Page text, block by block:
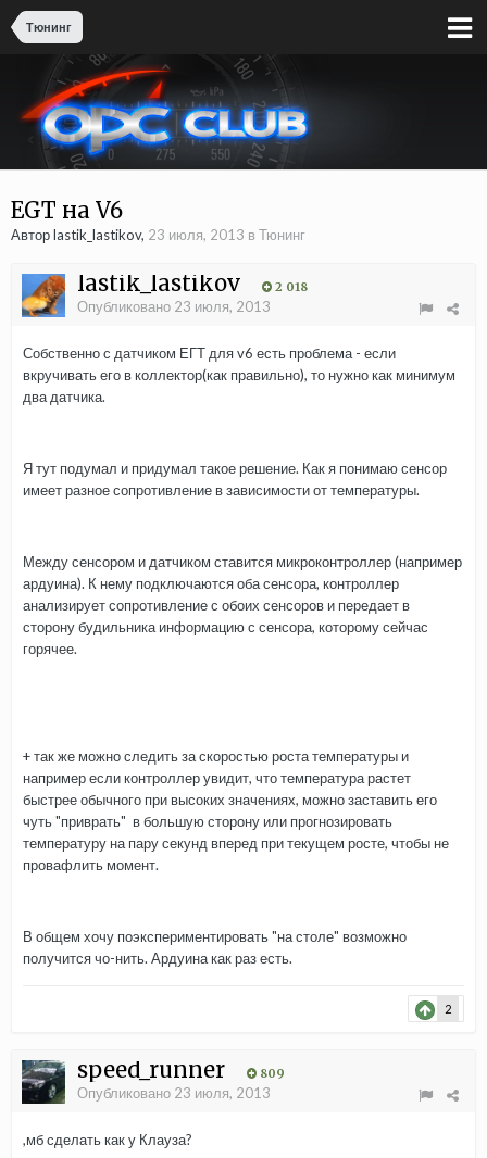
Тюнинг
EGT на V6
Автор lastik_lastikov, 23 июля, 2013 в Тюнинг
lastik_lastikov 2 018
Опубликовано 23 июля, 2013
Собственно с датчиком ЕГТ для v6 есть проблема - если
вкручивать его в коллектор(как правильно), то нужно как минимум
два датчика.
Я тут подумал и придумал такое решение. Как я понимаю сенсор
имеет разное сопротивление в зависимости от температуры.
Между сенсором и датчиком ставится микроконтроллер (например
ардуина). К нему подключаются оба сенсора, контроллер
анализирует сопротивление с обоих сенсоров и передает в
сторону будильника информацию с сенсора, которому сейчас
горячее.
+ так же можно следить за скоростью роста температуры и
например если контроллер увидит, что температура растет
быстрее обычного при высоких значениях, можно заставить его
чуть "приврать" в большую сторону или прогнозировать
температуру на пару секунд вперед при текущем росте, чтобы не
провафлить момент.
В общем хочу поэкспериментировать "на столе" возможно
получится чо-нить. Ардуина как раз есть.
2
speed_runner 809
Опубликовано 23 июля, 2013
,мб сделать как у Клауза?